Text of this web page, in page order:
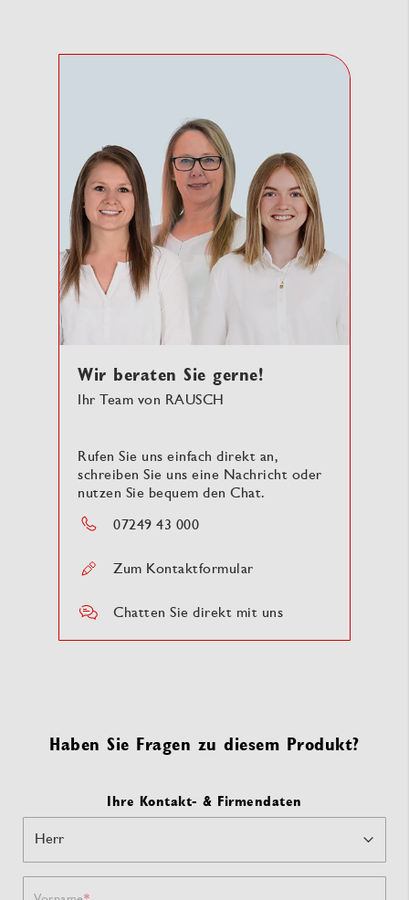
Wir beraten Sie gerne!
Ihr Team von RAUSCH
Rufen Sie uns einfach direkt an,
schreiben Sie uns eine Nachricht oder
nutzen Sie bequem den Chat.
07249 43 000
Zum Kontaktformular
Chatten Sie direkt mit uns
Haben Sie Fragen zu diesem Produkt?
Ihre Kontakt- & Firmendaten